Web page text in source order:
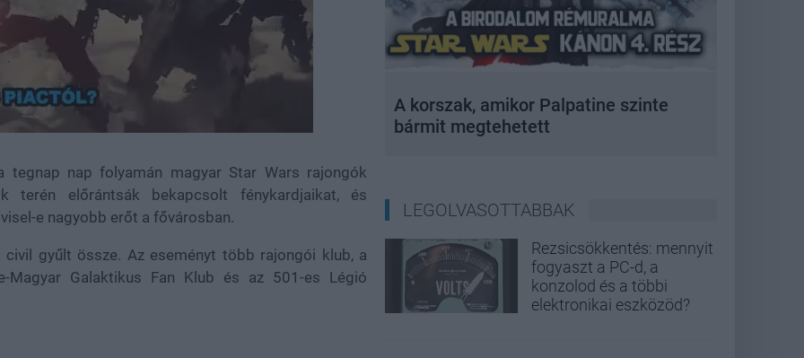
nap folyamán magyar Star Wars rajongók
terén előrántsák bekapcsolt fénykardjaikat, és
e nagyobb erőt a fővárosban.
gyűlt össze. Az eseményt több rajongói klub, a
Magyar Galaktikus Fan Klub és az 501-es Légió
A korszak, amikor Palpatine szinte
bármit megtehetett
LEGOLVASOTTABBAK
Rezsicsökkentés: mennyit
fogyaszt a PC-d, a
konzolod és a többi
elektronikai eszközöd?